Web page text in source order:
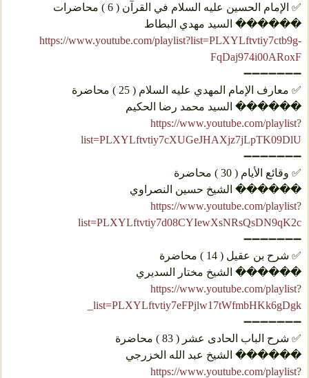
✅ الإمام الحسین علیه السلام في القرآن ( 6 ) محاضرات
������ السيد مهدي البطاط
https://www.youtube.com/playlist?list=PLXYLftvtiy7ctb9g-
FqDaj974i00ARoxF
➖➖➖➖➖➖➖
✅ معارف الإمام المهدي علیه السلام ( 25 ) محاضرة
������ السيد محمد رضا الحكيم
https://www.youtube.com/playlist?
list=PLXYLftvtiy7cXUGeJHAXjz7jLpTK09DlU
➖➖➖➖➖➖➖
✅ وقائع الأيام ( 30 ) محاضرة
������ الشيخ حسين النصراوي
https://www.youtube.com/playlist?
list=PLXYLftvtiy7d08CYIewXsNRsQsDN9qK2c
➖➖➖➖➖➖➖
✅ شرح بن عقيل ( 14 ) محاضرة
������ الشيخ مختار السديري
https://www.youtube.com/playlist?
list=PLXYLftvtiy7eFPjlw17tWfmbHKk6gDgk_
➖➖➖➖➖➖➖
✅ شرح الباب الحادی عشر ( 83 ) محاضرة
������ الشيخ عبد الله الخزرجي
https://www.youtube.com/playlist?